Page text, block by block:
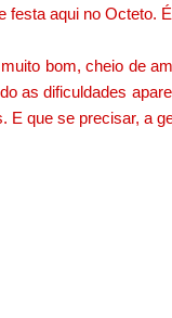
festa aqui no Octeto.
bom, cheio de
as dificuldades
E que se precisar, a